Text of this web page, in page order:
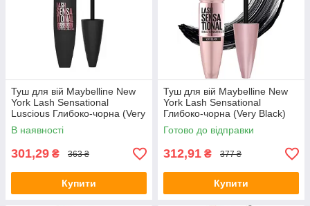
Туш для вій Maybelline New
York Lash Sensational
Luscious Глибоко-чорна (Very
Black) 9.5 мл
В наявності
301,29 ₴ 363 ₴
Купити
Туш для вій Maybelline New
York Lash Sensational
Глибоко-чорна (Very Black)
9.5 мл
Готово до відправки
312,91 ₴ 377 ₴
Купити